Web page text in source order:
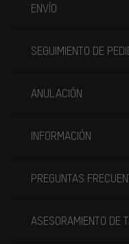
ENVÍO
SEGUIMIENTO DE
ANULACIÓN
INFORMACIÓN
PREGUNTAS
ASESORAMIENTO DE